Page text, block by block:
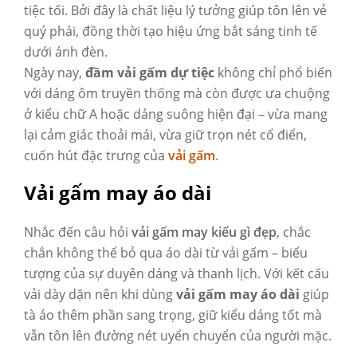
tiệc tối. Bởi đây là chất liệu lý tưởng giúp tôn lên vẻ
quý phái, đồng thời tạo hiệu ứng bắt sáng tinh tế
dưới ánh đèn.
Ngày nay, đầm vải gấm dự tiệc không chỉ phổ biến
với dáng ôm truyền thống mà còn được ưa chuộng
ở kiểu chữ A hoặc dáng suông hiện đại – vừa mang
lại cảm giác thoải mái, vừa giữ trọn nét cổ điển,
cuốn hút đặc trưng của vải gấm.
Vải gấm may áo dài
Nhắc đến câu hỏi vải gấm may kiểu gì đẹp, chắc
chắn không thể bỏ qua áo dài từ vải gấm – biểu
tượng của sự duyên dáng và thanh lịch. Với kết cấu
vải dày dặn nên khi dùngvải gấm may áo dài giúp
tà áo thêm phần sang trọng, giữ kiểu dáng tốt mà
vẫn tôn lên đường nét uyển chuyển của người mặc.